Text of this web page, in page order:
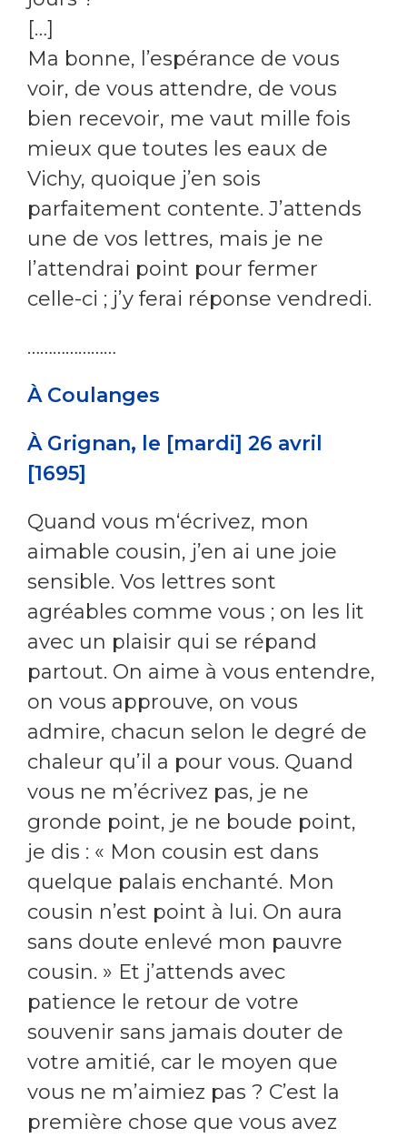
[…]
Ma bonne, l’espérance de vous
voir, de vous attendre, de vous
bien recevoir, me vaut mille fois
mieux que toutes les eaux de
Vichy, quoique j’en sois
parfaitement contente. J’attends
une de vos lettres, mais je ne
l’attendrai point pour fermer
celle-ci ; j’y ferai réponse vendredi.
…………………
À Coulanges
À Grignan, le [mardi] 26 avril
[1695]
Quand vous m‘écrivez, mon
aimable cousin, j’en ai une joie
sensible. Vos lettres sont
agréables comme vous ; on les lit
avec un plaisir qui se répand
partout. On aime à vous entendre,
on vous approuve, on vous
admire, chacun selon le degré de
chaleur qu’il a pour vous. Quand
vous ne m’écrivez pas, je ne
gronde point, je ne boude point,
je dis : « Mon cousin est dans
quelque palais enchanté. Mon
cousin n’est point à lui. On aura
sans doute enlevé mon pauvre
cousin. » Et j’attends avec
patience le retour de votre
souvenir sans jamais douter de
votre amitié, car le moyen que
vous ne m’aimiez pas ? C’est la
première chose que vous avez